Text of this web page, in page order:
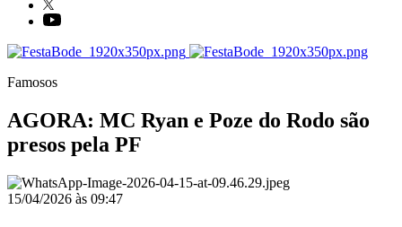
Famosos
AGORA: MC Ryan e Poze do Rodo são
presos pela PF
15/04/2026 às 09:47